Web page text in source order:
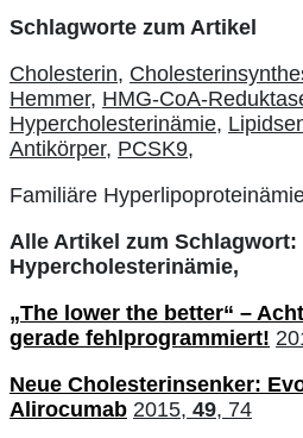
Schlagworte zum Artikel
Cholesterin,
Hemmer, HMG-CoA-
Hypercholesterinämie,
Antikörper, PCSK9,
Familiäre
Alle Artikel zum Schlagwort:
Hypercholesterinämie,
„The lower the better“ –
gerade fehlprogrammiert!
Neue Cholesterinsenker:
Alirocumab 2015, 49, 74